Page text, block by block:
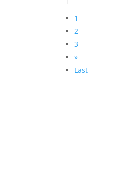
1
2
3
»
Last